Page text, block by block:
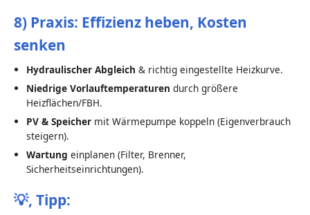
8) Praxis: Effizienz heben, Kosten
senken
Hydraulischer Abgleich & richtig eingestellte Heizkurve.
Niedrige Vorlauftemperaturen durch größere
Heizflächen/FBH.
PV & Speichermit Wärmepumpe koppeln (Eigenverbrauch
steigern).
Wartung einplanen (Filter, Brenner,
Sicherheitseinrichtungen).
💡, Tipp: